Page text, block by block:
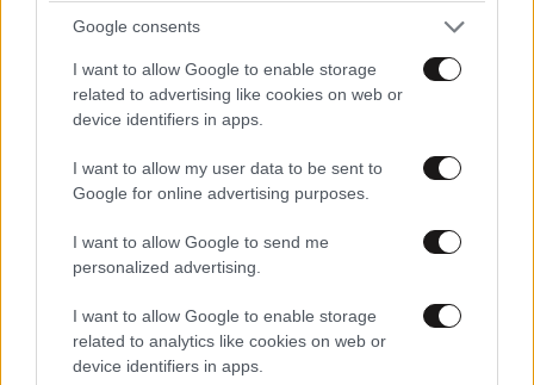
Google consents
I want to allow Google to enable storage
related to advertising like cookies on web or
device identifiers in apps.
I want to allow my user data to be sent to
Google for online advertising purposes.
I want to allow Google to send me
personalized advertising.
I want to allow Google to enable storage
related to analytics like cookies on web or
device identifiers in apps.